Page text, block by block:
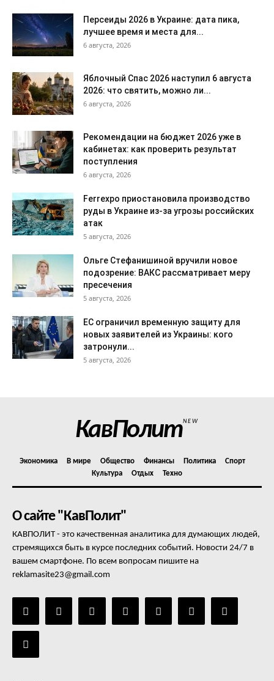
Персеиды 2026 в Украине: дата пика,
лучшее время и места для...
6 августа, 2026
Яблочный Спас 2026 наступил 6 августа
2026: что святить, можно ли...
6 августа, 2026
Рекомендации на бюджет 2026 уже в
кабинетах: как проверить результат
поступления
6 августа, 2026
Ferrexpo приостановила производство
руды в Украине из-за угрозы российских
атак
5 августа, 2026
Ольге Стефанишиной вручили новое
подозрение: ВАКС рассматривает меру
пресечения
5 августа, 2026
ЕС ограничил временную защиту для
новых заявителей из Украины: кого
затронули...
5 августа, 2026
КавПолитNEW
Экономика В мире Общество Финансы Политика
Спорт
Культура
Отдых Техно
О сайте "КавПолит"
КАВПОЛИТ - это качественная аналитика для думающих людей,
стремящихся быть в курсе последних событий. Новости 24/7 в
вашем смартфоне. По всем вопросам пишите на
reklamasite23@gmail.com